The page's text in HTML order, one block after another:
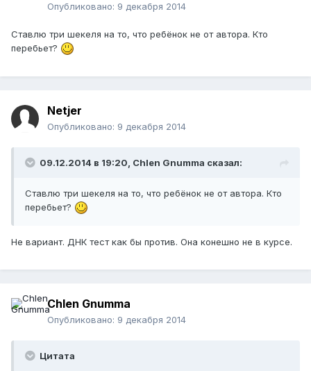
Опубликовано: 9 декабря 2014
Ставлю три шекеля на то, что ребёнок не от автора. Кто
перебьет?
Netjer
Опубликовано: 9 декабря 2014
09.12.2014 в 19:20, Chlen Gnumma сказал:
Ставлю три шекеля на то, что ребёнок не от автора. Кто
перебьет?
Не вариант. ДНК тест как бы против. Она конешно не в курсе.
Chlen Gnumma
Опубликовано: 9 декабря 2014
Цитата